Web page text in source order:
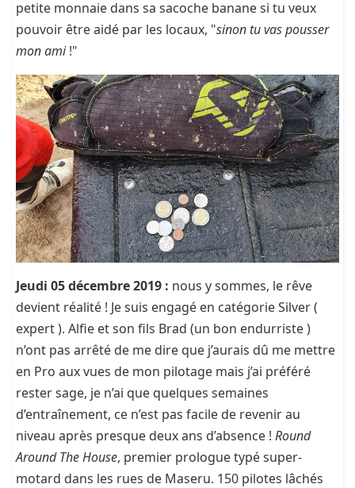
petite monnaie dans sa sacoche banane si tu veux
pouvoir être aidé par les locaux, "sinon tu vas pousser
mon ami!"
Jeudi 05 décembre 2019 : nous y sommes, le rêve
devient réalité ! Je suis engagé en catégorie Silver (
expert ). Alfie et son fils Brad (un bon endurriste )
n’ont pas arrêté de me dire que j’aurais dû me mettre
en Pro aux vues de mon pilotage mais j’ai préféré
rester sage, je n’ai que quelques semaines
d’entraînement, ce n’est pas facile de revenir au
niveau après presque deux ans d’absence ! Round
Around The House, premier prologue typé super-
motard dans les rues de Maseru. 150 pilotes lâchés